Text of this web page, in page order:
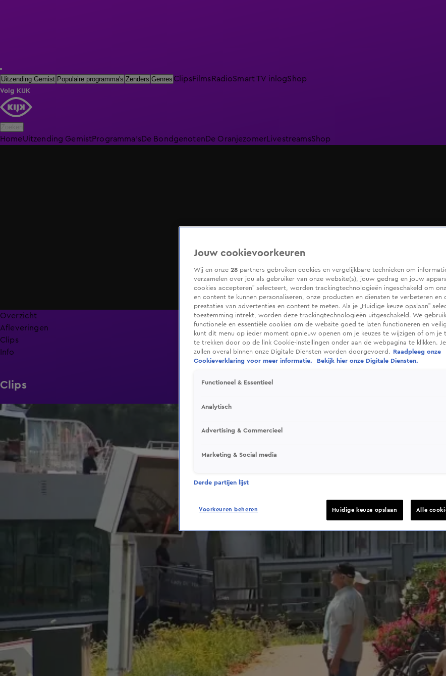
Uitzending Gemist Populaire programma's Zenders Genres ClipsFilmsRadioSmart TV inlogShop
Volg KIJK
HomeUitzending GemistProgramma'sDe BondgenotenDe Oranjezomer LivestreamsShop
Overzicht
Afleveringen
Clips
Info
Clips
2:11
Jouw cookievoorkeuren
Wij en onze 28 partners gebruiken cookies en vergelijkbare technieken om
verzamelen over jou als gebruiker van onze website(s), jouw gedrag en jouw
cookies accepteren” selecteert, worden trackingtechnologieën ingeschakeld om
en content te kunnen personaliseren, onze producten en diensten te verbeteren en
prestaties van advertenties en content te meten. Als je „Huidige keuze opslaan”
toestemming intrekt, worden deze trackingtechnologieën uitgeschakeld. We
functionele en essentiële cookies om de website goed te laten functioneren en
kunt dit menu op ieder moment opnieuw openen om je keuzes te wijzigen of om je
te trekken door op de link Cookie-instellingen onder aan de webpagina te klikken.
zullen overal binnen onze Digitale Diensten worden doorgevoerd.
Raadpleeg onze
Cookieverklaring voor meer informatie.
Bekijk hier onze Digitale Diensten.
Functioneel & Essentieel
Analytisch
Advertising & Commercieel
Marketing & Social media
Derde partijen lijst
Voorkeuren beheren Huidige keuze opslaan Alle